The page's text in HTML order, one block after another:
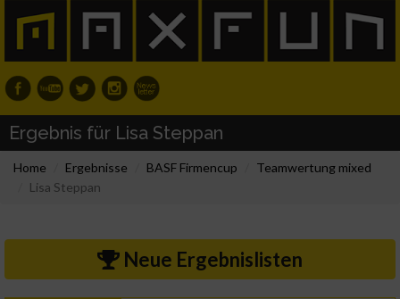
Ergebnis für Lisa Steppan
Home Ergebnisse BASF Firmencup
Teamwertung mixed
Lisa Steppan
Neue Ergebnislisten